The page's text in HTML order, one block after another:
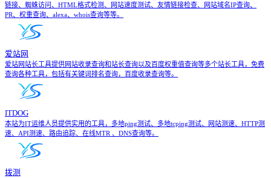
链接、蜘蛛访问、HTML格式检测、网站速度测试、友情链接检查、网站域名IP查询、
PR、权重查询、alexa、whois查询等等。
爱站网
爱站网站长工具提供网站收录查询和站长查询以及百度权重值查询等多个站长工具，免费
查询各种工具，包括有关键词排名查询，百度收录查询等。
ITDOG
本站为IT运维人员提供实用的工具，多地ping测试、多地tcping测试、网站测速、HTTP测
速、API测速、路由追踪、在线MTR 、DNS查询等。
拨测